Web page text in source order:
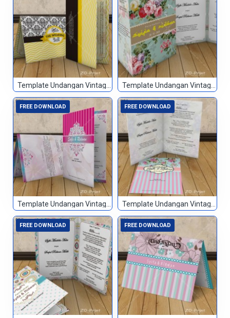
Template Undangan Vintage 037 Template Undangan Vintage 038
FREE DOWNLOAD
Template Undangan Vintage 039
FREE DOWNLOAD
Template Undangan Vintage 040
FREE DOWNLOAD FREE DOWNLOAD